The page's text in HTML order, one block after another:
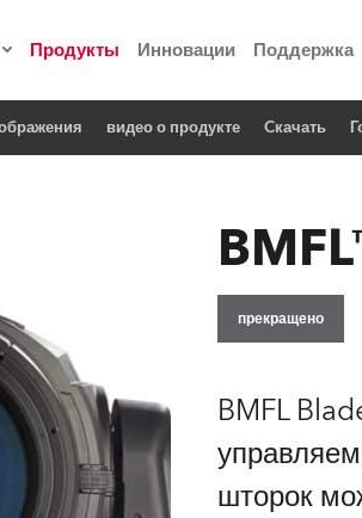
On The Road
на площадке
технологий» Robe
Продукты Инновации Поддержка
видео о продукте Cкачать
прекращено
BMFL
шторок